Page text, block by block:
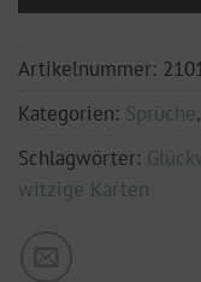
Artikelnummer:
Kategorien: Sprüche,
Schlagwörter:
witzige Karten